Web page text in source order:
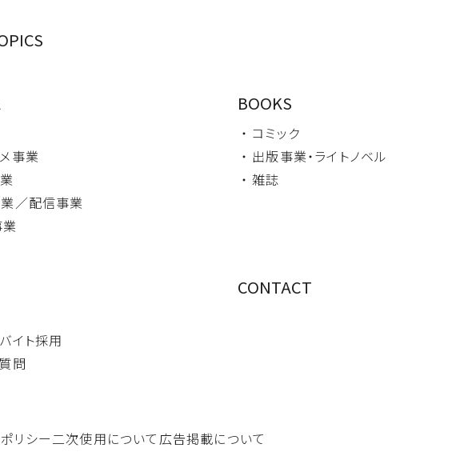
事業
／配信事業
BOOKS
・ コミック
・ 出版事業・ライトノベル
・ 雑誌
イト採用
問
CONTACT
リシー二次使用について 広告掲載について